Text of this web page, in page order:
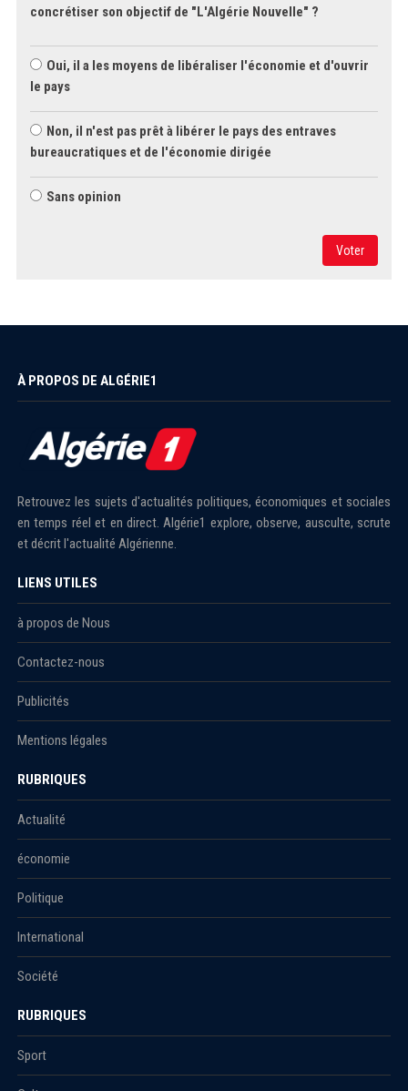
concrétiser son objectif de "L'Algérie Nouvelle" ?
Oui, il a les moyens de libéraliser l'économie et d'ouvrir
le pays
Non, il n'est pas prêt à libérer le pays des entraves
bureaucratiques et de l'économie dirigée
Sans opinion
Voter
À PROPOS DE ALGÉRIE1
Retrouvez les sujets d'actualités politiques, économiques et sociales
en temps réel et en direct. Algérie1 explore, observe, ausculte, scrute
et décrit l'actualité Algérienne.
LIENS UTILES
à propos de Nous
Contactez-nous
Publicités
Mentions légales
RUBRIQUES
Actualité
économie
Politique
International
Société
RUBRIQUES
Sport